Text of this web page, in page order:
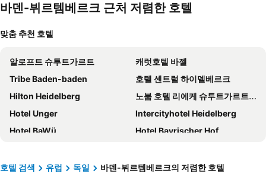
바덴-뷔르템베르크 근처 저렴한 호텔
맞춤 추천 호텔
알로프트 슈투트가르트
캐럿호텔 바젤
Tribe Baden-baden
호텔 센트럴 하이델베르크
Hilton Heidelberg
노붐 호텔 리에케 슈투트가르트 하우프트반호프
Hotel Unger
Intercityhotel Heidelberg
Hotel BaWü
Hotel Bayrischer Hof
B&B Hotel Weil am Rhein/Basel
NH Collection Heidelberg
호텔 검색 유럽 독일 바덴-뷔르템베르크의 저렴한 호텔